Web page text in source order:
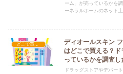
ーム」が売っているかを
ーネラルホームのネット
どこで買える？-コスメ・美容品
ディオールスキン
はどこで買える？
っているかを調査
ます。
ドラッグストアやデパー